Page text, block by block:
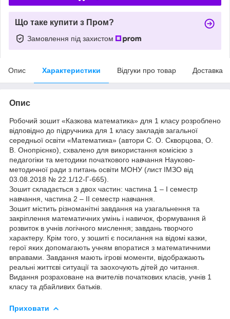
Що таке купити з Пром?
Замовлення під захистом
Опис Характеристики Відгуки про товар Доставка
Опис
Робочий зошит «Казкова математика» для 1 класу розроблено
відповідно до підручника для 1 класу закладів загальної
середньої освіти «Математика» (автори С. О. Скворцова, О.
В. Онопрієнко), схвалено для використання комісією з
педагогіки та методики початкового навчання Науково-
методичної ради з питань освіти МОНУ (лист ІМЗО від
03.08.2018 № 22.1/12-Г-665).
Зошит складається з двох частин: частина 1 – І семестр
навчання, частина 2 – ІІ семестр навчання.
Зошит містить різноманітні завдання на узагальнення та
закріплення математичних умінь і навичок, формування й
розвиток в учнів логічного мислення; завдань творчого
характеру. Крім того, у зошиті є посилання на відомі казки,
герої яких допомагають учням впоратися з математичними
вправами. Завдання мають ігрові моменти, відображають
реальні життєві ситуації та заохочують дітей до читання.
Видання розраховане на вчителів початкових класів, учнів 1
класу та дбайливих батьків.
Приховати